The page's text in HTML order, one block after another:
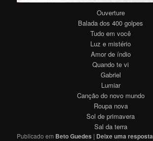
Ouverture
Balada dos 400 golpes
Tudo em você
Luz e mistério
Amor de índio
Quando te vi
Gabriel
Lumiar
Canção do novo mundo
Roupa nova
Sol de primavera
Sal da terra
Publicado em Beto Guedes | Deixe uma resposta